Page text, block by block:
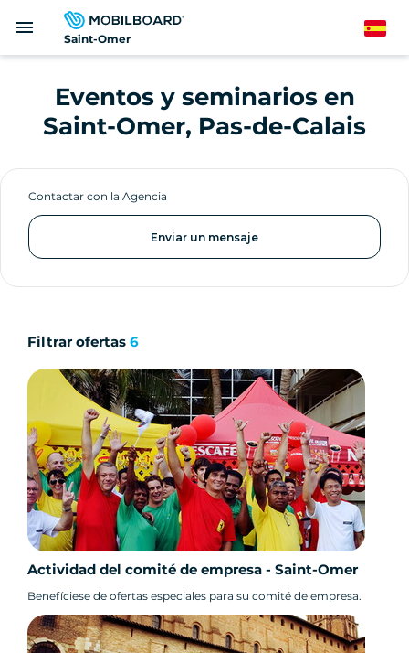
Saint-Omer
menu Spanish
Eventos y seminarios en
Saint-Omer, Pas-de-Calais
Contactar con la Agencia
Enviar un mensaje
Filtrar ofertas 6
Actividad del comité de empresa - Saint-Omer
Benefíciese de ofertas especiales para su comité de empresa.